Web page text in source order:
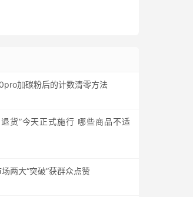
加碳粉后的计数清零方法
货”今天正式施行 哪些商品不适
两大“突破”获群众点赞